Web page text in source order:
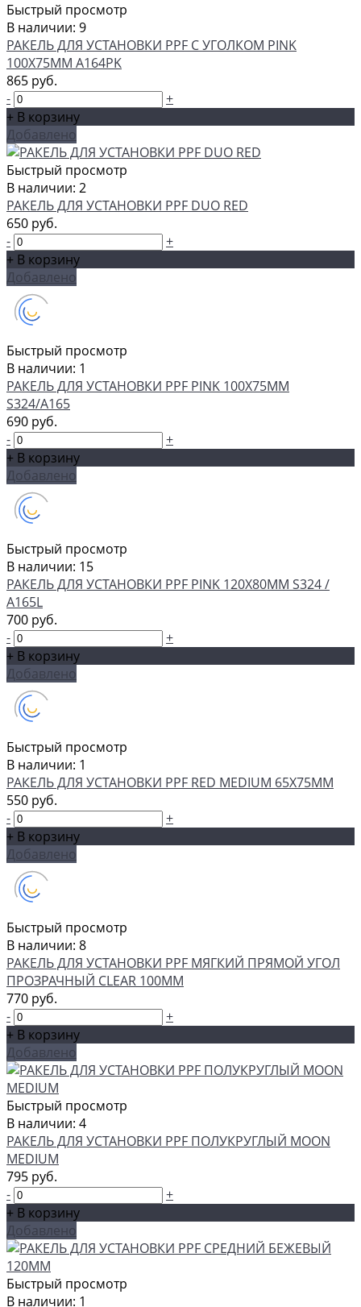
Быстрый просмотр
В наличии: 9
РАКЕЛЬ ДЛЯ УСТАНОВКИ PPF C УГОЛКОМ PINK
100Х75ММ A164PK
865 руб.
-
+
+ В корзину
Добавлено
Быстрый просмотр
В наличии: 2
РАКЕЛЬ ДЛЯ УСТАНОВКИ PPF DUO RED
650 руб.
-
+
+ В корзину
Добавлено
Быстрый просмотр
В наличии: 1
РАКЕЛЬ ДЛЯ УСТАНОВКИ PPF PINK 100Х75ММ
S324/A165
690 руб.
-
+
+ В корзину
Добавлено
Быстрый просмотр
В наличии: 15
РАКЕЛЬ ДЛЯ УСТАНОВКИ PPF PINK 120Х80ММ S324 /
A165L
700 руб.
-
+
+ В корзину
Добавлено
Быстрый просмотр
В наличии: 1
РАКЕЛЬ ДЛЯ УСТАНОВКИ PPF RED MEDIUM 65Х75ММ
550 руб.
-
+
+ В корзину
Добавлено
Быстрый просмотр
В наличии: 8
РАКЕЛЬ ДЛЯ УСТАНОВКИ PPF МЯГКИЙ ПРЯМОЙ УГОЛ
ПРОЗРАЧНЫЙ CLEAR 100ММ
770 руб.
-
+
+ В корзину
Добавлено
Быстрый просмотр
В наличии: 4
РАКЕЛЬ ДЛЯ УСТАНОВКИ PPF ПОЛУКРУГЛЫЙ MOON
MEDIUM
795 руб.
-
+
+ В корзину
Добавлено
Быстрый просмотр
В наличии: 1